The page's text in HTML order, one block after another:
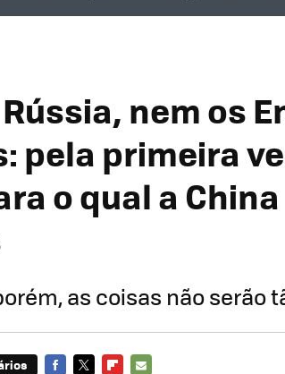
nem os
pela primeira
o qual a
as coisas não serão